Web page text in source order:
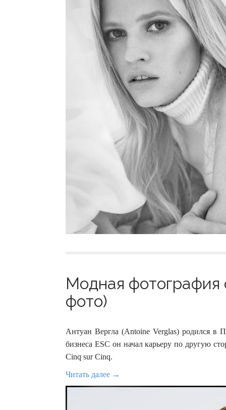
Модная фотография
фото)
Антуан Вергла (Antoine Verglas) родился в
бизнеса ESC он начал карьеру по другую
Cinq sur Cinq.
Читать далее →